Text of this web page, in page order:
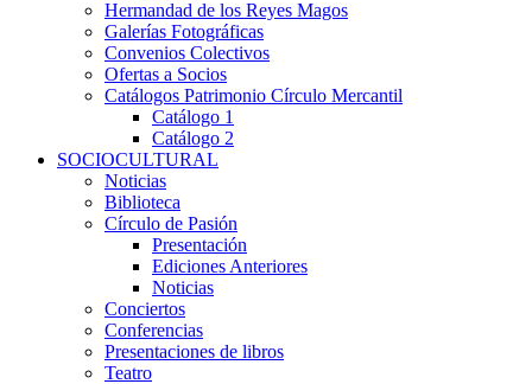
Hermandad de los Reyes Magos
Galerías Fotográficas
Convenios Colectivos
Ofertas a Socios
Catálogos Patrimonio Círculo Mercantil
Catálogo 1
Catálogo 2
SOCIOCULTURAL
Noticias
Biblioteca
Círculo de Pasión
Presentación
Ediciones Anteriores
Noticias
Conciertos
Conferencias
Presentaciones de libros
Teatro